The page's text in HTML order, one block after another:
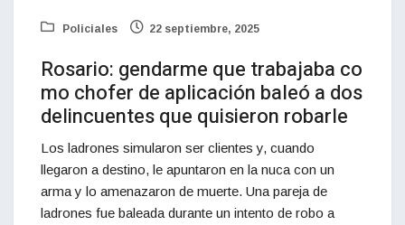
Policiales 22 septiembre, 2025
Rosario: gendarme que trabajaba co
mo chofer de aplicación baleó a dos
delincuentes que quisieron robarle
Los ladrones simularon ser clientes y, cuando
llegaron a destino, le apuntaron en la nuca con un
arma y lo amenazaron de muerte. Una pareja de
ladrones fue baleada durante un intento de robo a